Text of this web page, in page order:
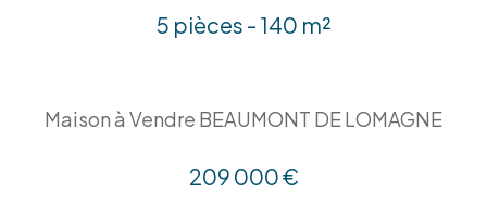
5 pièces - 140 m²
Maison à Vendre BEAUMONT DE LOMAGNE
209 000 €